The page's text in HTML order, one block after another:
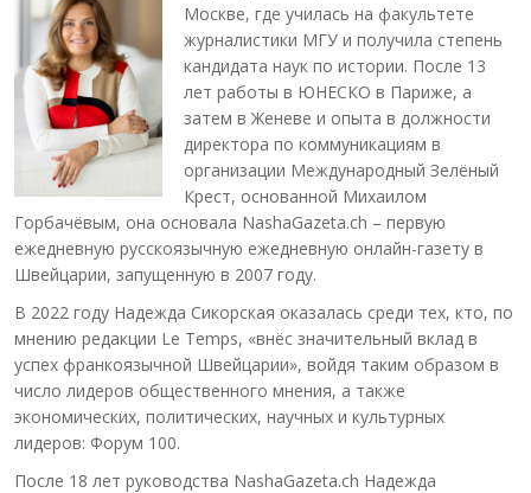
Москве, где училась на факультете
журналистики МГУ и получила степень
кандидата наук по истории. После 13
лет работы в ЮНЕСКО в Париже, а
затем в Женеве и опыта в должности
директора по коммуникациям в
организации Международный Зелёный
Крест, основанной Михаилом
Горбачёвым, она основала NashaGazeta.ch – первую
ежедневную русскоязычную ежедневную онлайн-газету в
Швейцарии, запущенную в 2007 году.
В 2022 году Надежда Сикорская оказалась среди тех, кто, по
мнению редакции Le Temps, «внёс значительный вклад в
успех франкоязычной Швейцарии», войдя таким образом в
число лидеров общественного мнения, а также
экономических, политических, научных и культурных
лидеров: Форум 100.
После 18 лет руководства NashaGazeta.ch Надежда